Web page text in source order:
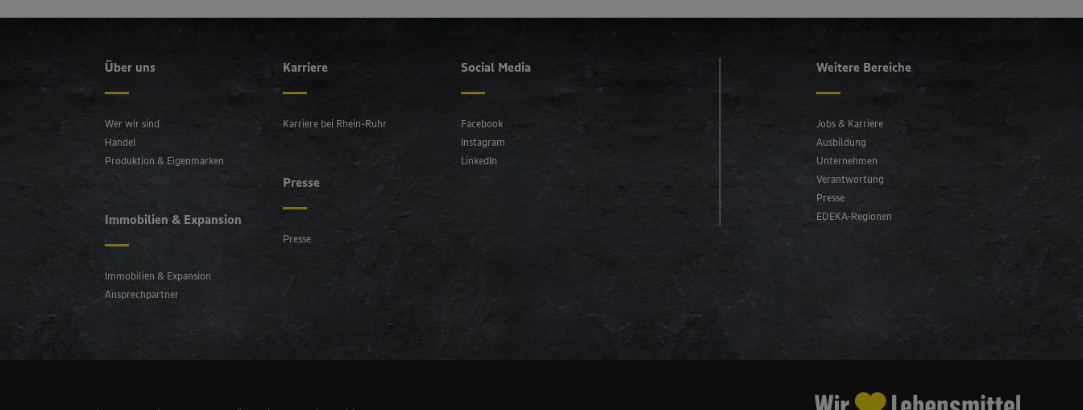
Über uns
Wer wir sind
Handel
Produktion & Eigenmarken
Immobilien & Expansion
Immobilien & Expansion
Ansprechpartner
Karriere
Karriere bei Rhein-Ruhr
Presse
Presse
Social Media
Facebook
Instagram
LinkedIn
Weitere Bereiche
Jobs & Karriere
Ausbildung
Unternehmen
Verantwortung
Presse
EDEKA-Regionen